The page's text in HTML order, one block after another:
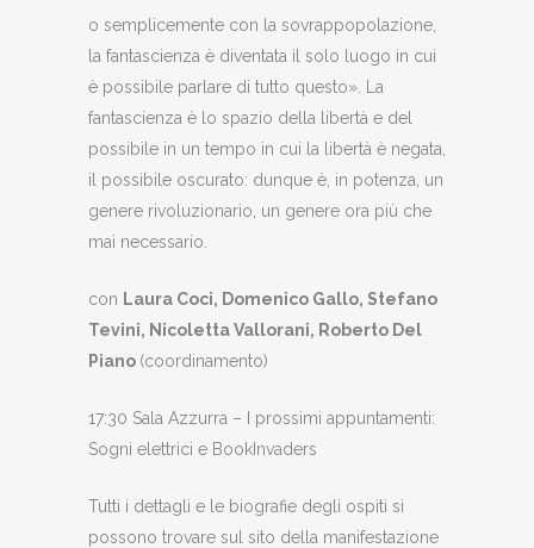
o semplicemente con la sovrappopolazione,
la fantascienza è diventata il solo luogo in cui
è possibile parlare di tutto questo». La
fantascienza è lo spazio della libertà e del
possibile in un tempo in cui la libertà è negata,
il possibile oscurato: dunque è, in potenza, un
genere rivoluzionario, un genere ora più che
mai necessario.
con Laura Coci, Domenico Gallo, Stefano
Tevini, Nicoletta Vallorani, Roberto Del
Piano (coordinamento)
17:30 Sala Azzurra – I prossimi appuntamenti:
Sogni elettrici e BookInvaders
Tutti i dettagli e le biografie degli ospiti si
possono trovare sul sito della manifestazione